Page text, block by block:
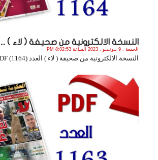
النسخة الالكترونية من صحيفة ( لاء ) ...
الجمعة , 9 يـونـيـو , 2023 الساعة 8:02:53 PM
النسخة الالكترونية من صحيفة ( لاء ) العدد (1164) PDF. .